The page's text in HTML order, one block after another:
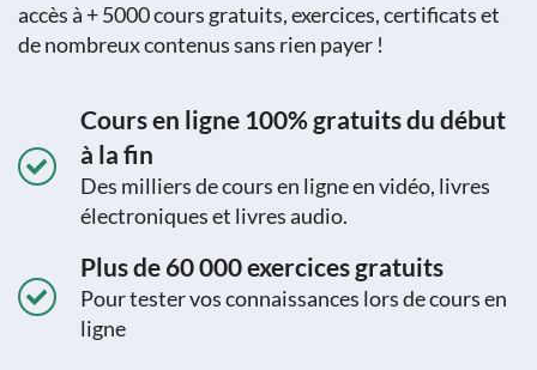
accès à + 5000 cours gratuits, exercices, certificats et
de nombreux contenus sans rien payer !
Cours en ligne 100% gratuits du début
à la fin
Des milliers de cours en ligne en vidéo, livres
électroniques et livres audio.
Plus de 60 000 exercices gratuits
Pour tester vos connaissances lors de cours en
ligne